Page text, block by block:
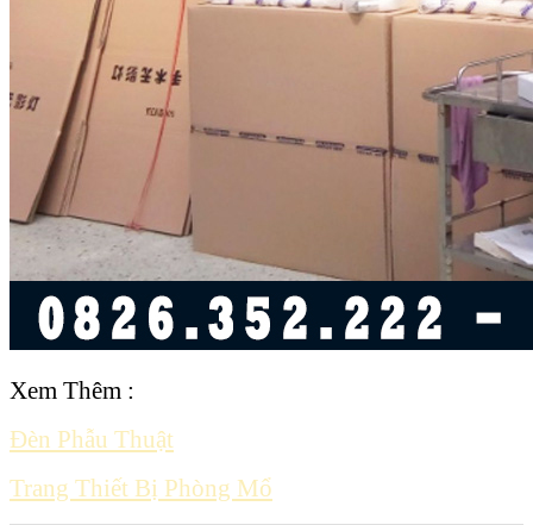
Xem Thêm :
Đèn Phẫu Thuật
Trang Thiết Bị Phòng Mổ